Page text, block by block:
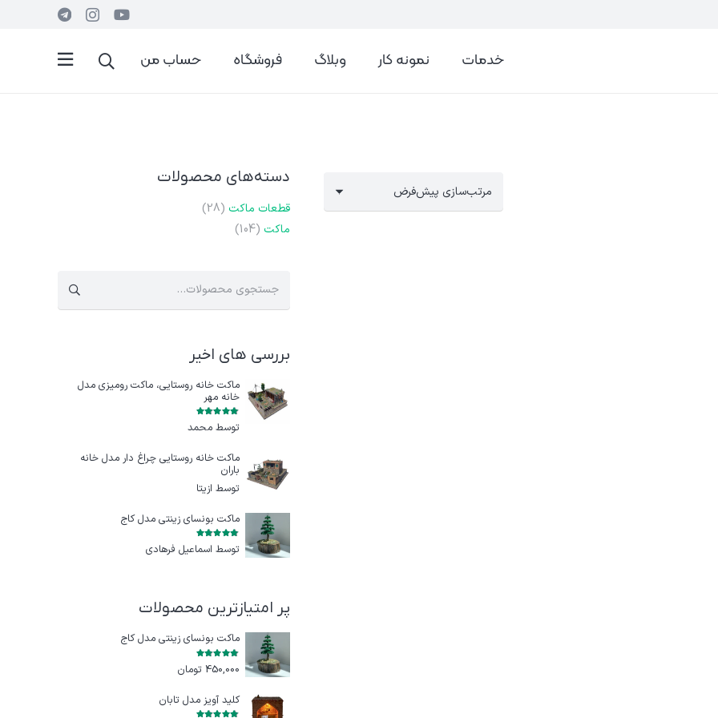
خدمات نمونه کار وبلاگ فروشگاه حساب من
دسته‌های محصولات
قطعات ماکت (28)
ماکت (104)
جستجو
برای:
بررسی های اخیر
ماکت خانه روستایی، ماکت رومیزی مدل
خانه مهر
توسط محمد
ماکت خانه روستایی چراغ‌ دار مدل خانه
باران
توسط ازيتا
ماکت بونسای زینتی مدل کاج
امتیاز
توسط اسماعیل فرهادی
پر امتیازترین محصولات
ماکت بونسای زینتی مدل کاج
امتیاز
450,000 تومان
کلید آویز مدل تابان